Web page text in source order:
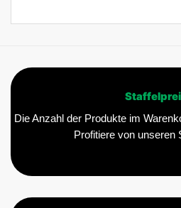
Die Anzahl der Produkte im
Profitiere von unseren